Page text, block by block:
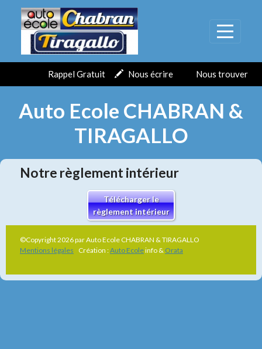
Panneau de gestion des cookies
Rappel Gratuit Nous écrire Nous trouver
Auto Ecole CHABRAN &
TIRAGALLO
Notre règlement intérieur
Télécharger le
règlement intérieur
©Copyright 2026 par Auto Ecole CHABRAN & TIRAGALLO
Mentions légales
Création :Auto Ecoleinfo & Orata